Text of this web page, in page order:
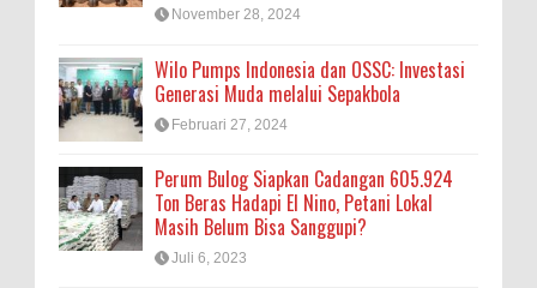
November 28, 2024
Wilo Pumps Indonesia dan OSSC: Investasi
Generasi Muda melalui Sepakbola
Februari 27, 2024
Perum Bulog Siapkan Cadangan 605.924
Ton Beras Hadapi El Nino, Petani Lokal
Masih Belum Bisa Sanggupi?
Juli 6, 2023